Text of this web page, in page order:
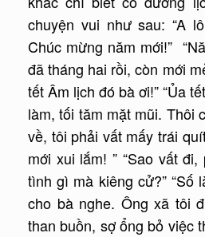
chuyện vui như sau: “A
Chúc mừng năm mới!”
đã tháng hai rồi, còn mới
tết Âm lịch đó bà ơi!” “Ủa
làm, tối tăm mặt mũi. Thôi
về, tôi phải vất mấy trái
mới xui lắm! ” “Sao vất
tình gì mà kiêng cử?” “Số
cho bà nghe. Ông xã tôi
than buồn, sợ ổng bỏ việc